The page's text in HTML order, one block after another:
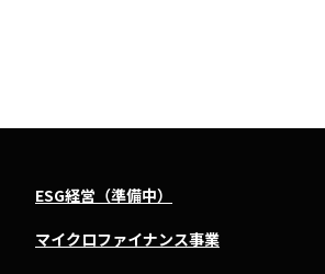
ESG経営（準備中）
マイクロファイナンス事業